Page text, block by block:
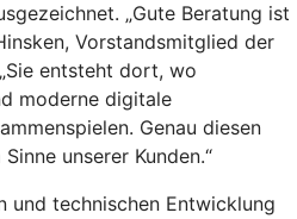
„Gute Beratung ist
Vorstandsmitglied der
entsteht dort, wo
moderne digitale
Genau diesen
unserer Kunden.“
und technischen Entwicklung